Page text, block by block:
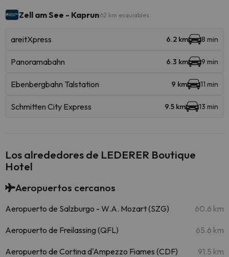
Zell am See - Kaprun62 km esquiables
areitXpress 6.2 km 8 min
Panoramabahn 6.3 km 9 min
Ebenbergbahn Talstation 9 km 11 min
Schmitten City Express 9.5 km 13 min
Los alrededores de LEDERER Boutique
Hotel
Aeropuertos cercanos
Aeropuerto de Salzburgo - W.A. Mozart (SZG) 60.6 km
Aeropuerto de Freilassing (QFL) 65.6 km
Aeropuerto de Cortina d'Ampezzo Fiames (CDF) 91.5 km